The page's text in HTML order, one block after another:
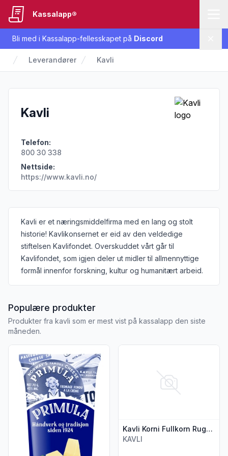
Bli med i Kassalapp-fellesskapet på Discord
Kassalapp®
Leverandører Kavli
Kavli
Telefon:
800 30 338
Nettside:
https://www.kavli.no/
Informasjon om leverandøren
Kavli er et næringsmiddelfirma med en lang og stolt
historie! Kavlikonsernet er eid av den veldedige
stiftelsen Kavlifondet. Overskuddet vårt går til
Kavlifondet, som igjen deler ut midler til allmennyttige
formål innenfor forskning, kultur og humanitært arbeid.
Populære produkterfra Kavli
Produkter fra kavli som er mest vist på kassalapp den siste
måneden.
Kavli Korni Fullkorn Rugkjeks 290g
KAVLI